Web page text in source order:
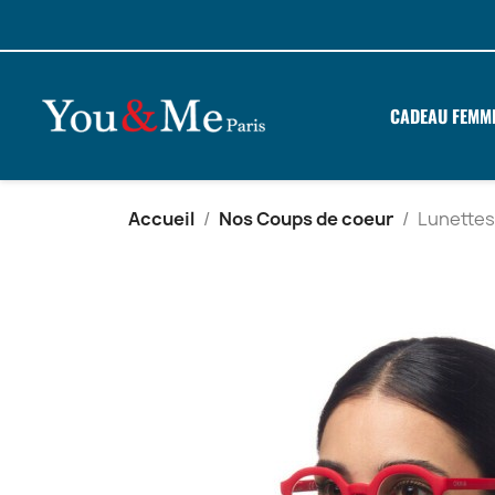
CADEAU
Accueil Nos Coups de coeur Lunettes